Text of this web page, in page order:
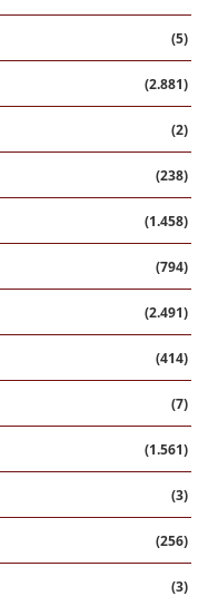
(5)
(2.881)
(2)
(238)
(1.458)
(794)
(2.491)
(414)
(7)
(1.561)
(3)
(256)
(3)